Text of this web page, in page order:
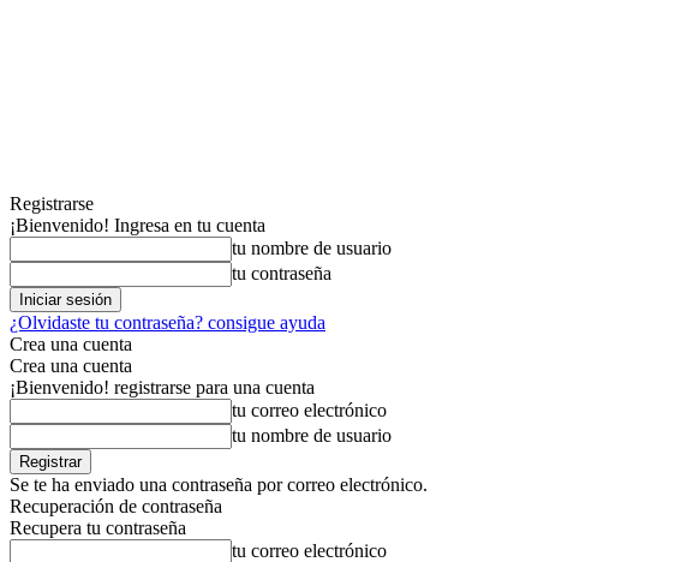
Registrarse
¡Bienvenido! Ingresa en tu cuenta
tu nombre de usuario
tu contraseña
¿Olvidaste tu contraseña? consigue ayuda
Crea una cuenta
Crea una cuenta
¡Bienvenido! registrarse para una cuenta
tu correo electrónico
tu nombre de usuario
Se te ha enviado una contraseña por correo electrónico.
Recuperación de contraseña
Recupera tu contraseña
tu correo electrónico